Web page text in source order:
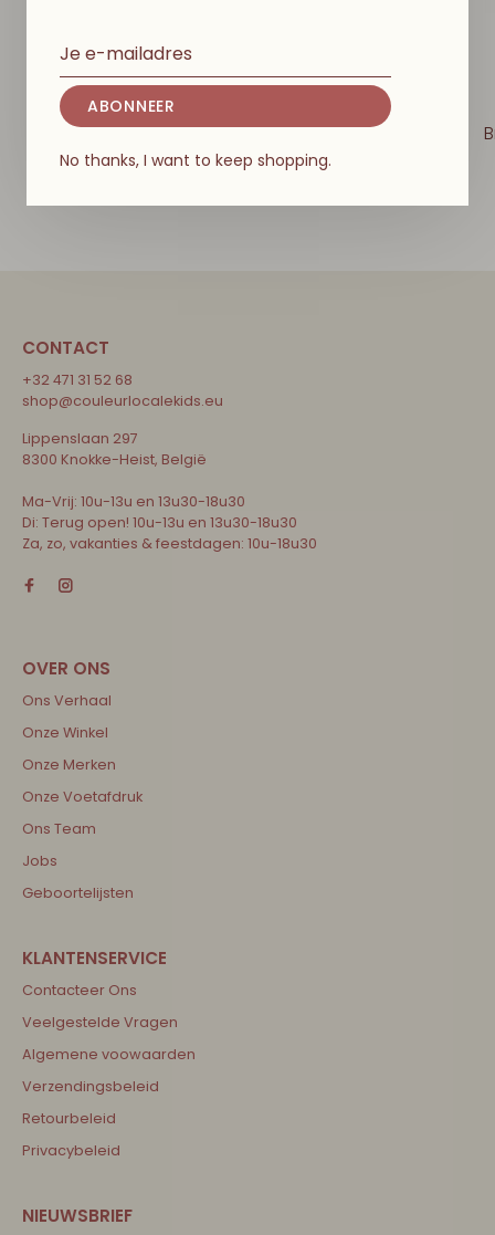
MAILEG
Rabbit Size 2, Overalls
MAILEG
Dress, Size 2
CONTACT
+32 471 31 52 68
shop@couleurlocalekids.eu
Lippenslaan 297
8300 Knokke-Heist, België
Ma-Vrij: 10u-13u en 13u30-18u30
Di: Terug open! 10u-13u en 13u30-18u30
Za, zo, vakanties & feestdagen: 10u-18u30
Ons Verhaal
Onze Winkel
Onze Merken
Onze Voetafdruk
Ons Team
Jobs
Geboortelijsten
Contacteer Ons
Veelgestelde Vragen
Algemene voowaarden
Verzendingsbeleid
Retourbeleid
Privacybeleid
ABONNEER
No thanks, I want to keep shopping.